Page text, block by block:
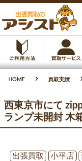
HOME 買取実績
西東京市にて
ランプ未開封 木
出張買取
小平店